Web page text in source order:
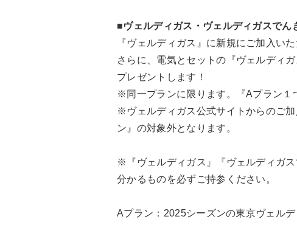
■ヴェルディガス・ヴェルディガスでん
『ヴェルディガス』に新規にご加入い
さらに、電気とセットの『ヴェルディ
プレゼントします！
※同一プランに限ります。『Aプラン１
※ヴェルディガス公式サイトからのご
ン』の対象外となります。
※『ヴェルディガス』『ヴェルディガ
分かるものを必ずご持参ください。
Aプラン：2025シーズンの東京ヴェル